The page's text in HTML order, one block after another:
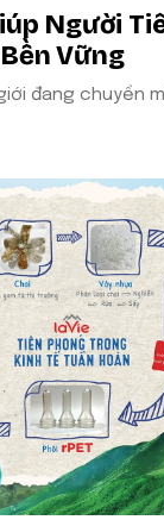
Người
Vững
đang chuyển